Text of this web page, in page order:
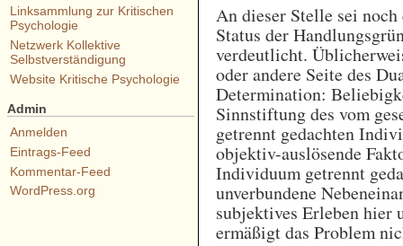
An dieser Stelle sei
Status der
verdeutlicht.
oder andere Seite des
Determination:
Sinnstiftung des vom
getrennt gedachten
objektiv-auslösende
Individuum getrennt
unverbundene
subjektives Erleben
ermäßigt das Problem
Linksammlung zur Kritischen
Psychologie
Netzwerk Kollektive
Selbstverständigung
Website Kritische Psychologie
Admin
Anmelden
Eintrags-Feed
Kommentar-Feed
WordPress.org